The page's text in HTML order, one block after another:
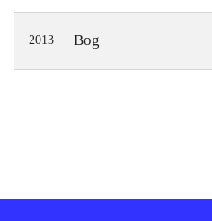
2013 Bog